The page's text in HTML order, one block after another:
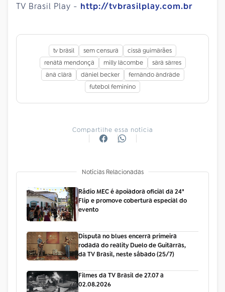
TV Brasil Play - http://tvbrasilplay.com.br
tv brasil sem censura
cissa guimarães
renata mendonça
milly lacombe
sara sarres
ana clara
daniel becker
fernando andrade
futebol feminino
Compartilhe essa notícia
Notícias Relacionadas
Rádio MEC é apoiadora oficial da 24ª
Flip e promove cobertura especial do
evento
Disputa no blues encerra primeira
rodada do reality Duelo de Guitarras,
da TV Brasil, neste sábado (25/7)
Filmes da TV Brasil de 27.07 a
02.08.2026